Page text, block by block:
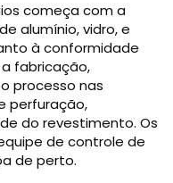
começa com a
alumínio, vidro, e
à conformidade
fabricação,
processo nas
perfuração,
do revestimento. Os
de controle de
de perto.